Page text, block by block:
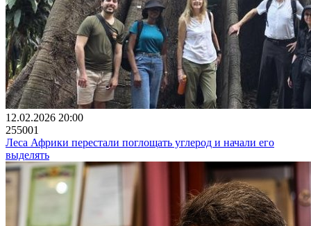
12.02.2026 20:00
255001
Леса Африки перестали поглощать углерод и начали его
выделять